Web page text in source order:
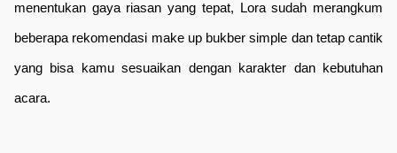
menentukan gaya riasan yang tepat, Lora sudah merangkum
beberapa rekomendasi make up bukber simple dan tetap cantik
yang bisa kamu sesuaikan dengan karakter dan kebutuhan
acara.